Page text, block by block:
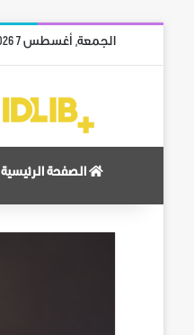
الجمعة, أغسطس 7 2026
الصفحة الرئيسية